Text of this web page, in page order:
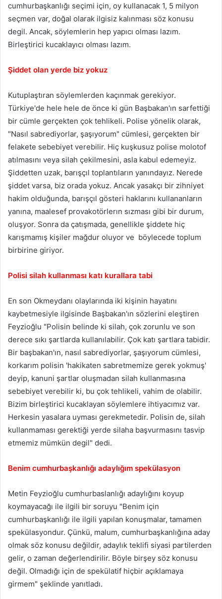
cumhurbaşkanlığı seçimi için, oy kullanacak 1, 5 milyon
seçmen var, doğal olarak ilgisiz kalınması söz konusu
degil. Ancak, söylemlerin hep yapıcı olması lazım.
Birleştirici kucaklayıcı olması lazım.
Şiddet olan yerde biz yokuz
Kutuplaştıran söylemlerden kaçınmak gerekiyor.
Türkiye'de hele hele de önce ki gün Başbakan'ın sarfettiği
bir cümle gerçekten çok tehlikeli. Polise yönelik olarak,
"Nasıl sabrediyorlar, şaşıyorum" cümlesi, gerçekten bir
felakete sebebiyet verebilir. Hiç kuşkusuz polise molotof
atılmasını veya silah çekilmesini, asla kabul edemeyiz.
Şiddetten uzak, barışçıl toplantıların yanındayız. Nerede
şiddet varsa, biz orada yokuz. Ancak yasakçı bir zihniyet
hakim olduğunda, barışçıl gösteri haklarını kullananların
yanına, maalesef provakotörlerın sızması gibi bir durum,
oluşyor. Sonra da çatışmada, genellikle şiddete hiç
karışmamış kişiler mağdur oluyor ve böylecede toplum
birbirine giriyor.
Polisi silah kullanması katı kurallara tabi
En son Okmeydanı olaylarında iki kişinin hayatını
kaybetmesiyle ilgisinde Başbakan'ın sözlerini eleştiren
Feyzioğlu "Polisin belinde ki silah, çok zorunlu ve son
derece sıkı şartlarda kullanılabilir. Çok katı şartlara tabidir.
Bir başbakan'ın, nasıl sabrediyorlar, şaşıyorum cümlesi,
korkarım polisin 'hakikaten sabretmemize gerek yokmuş'
deyip, kanuni şartlar oluşmadan silah kullanmasına
sebebiyet verebilir ki, bu çok tehlikeli, vahim de olabilir.
Bizim birleştirici kucaklayan söylemlere ihtiyacımız var.
Herkesin yasalara uyması gerekmetedir. Polisin de, silah
kullanmaması gerektiği yerde silaha başvurmasını tasvip
etmemiz mümkün degil" dedi.
Benim cumhurbaşkanlığı adaylığım spekülasyon
Metin Feyzioğlu cumhurbaslanlığı adaylığını koyup
koymayacağı ile ilgili bir soruyu "Benim için
cumhurbaşkanlığı ile ilgili yapılan konuşmalar, tamamen
spekülasyondur. Çünkü, malum, cumhurbaşkanlığına aday
olmak söz konusu değildir, adaylık teklifi siyasi partilerden
gelir, o zaman değerlendirilir. Böyle birşey söz konusu
değil. Olmadığı için de spekülatif hiçbir açıklamaya
girmem" şeklinde yanıtladı.